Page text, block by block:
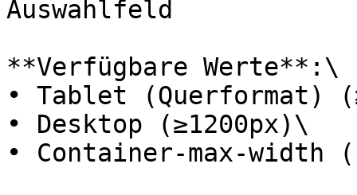
Auswahlfeld
**Verfügbare Werte**:\
• Tablet (Querformat)
• Desktop (≥1200px)\
• Container-max-width